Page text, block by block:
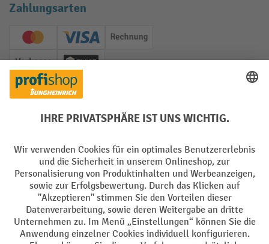
Zahlungsarten
Creditcard (Master)Creditcard (Visa)
Rechnung
Vorkasse Twint
Sprachen
DE FR